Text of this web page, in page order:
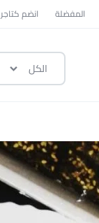
المفضلة انضم كتاجر
الكل